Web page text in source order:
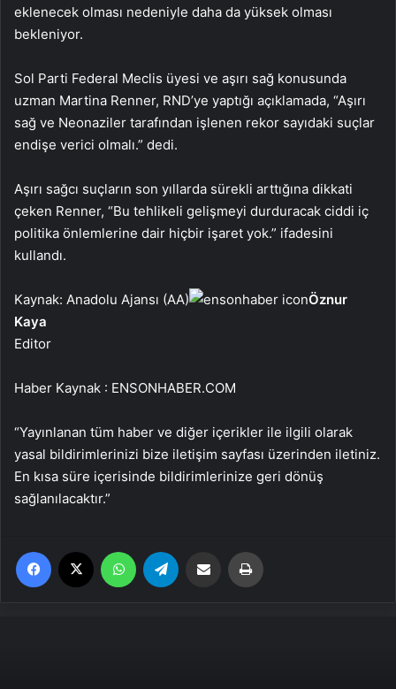
eklenecek olması nedeniyle daha da yüksek olması
bekleniyor.
Sol Parti Federal Meclis üyesi ve aşırı sağ konusunda
uzman Martina Renner, RND’ye yaptığı açıklamada, “Aşırı
sağ ve Neonaziler tarafından işlenen rekor sayıdaki suçlar
endişe verici olmalı.” dedi.
Aşırı sağcı suçların son yıllarda sürekli arttığına dikkati
çeken Renner, “Bu tehlikeli gelişmeyi durduracak ciddi iç
politika önlemlerine dair hiçbir işaret yok.” ifadesini
kullandı.
Kaynak: Anadolu Ajansı (AA)
Öznur
Kaya
Editor
Haber Kaynak : ENSONHABER.COM
“Yayınlanan tüm haber ve diğer içerikler ile ilgili olarak
yasal bildirimlerinizi bize iletişim sayfası üzerinden iletiniz.
En kısa süre içerisinde bildirimlerinize geri dönüş
sağlanılacaktır.”
Facebook WhatsApp Email'den paylaş